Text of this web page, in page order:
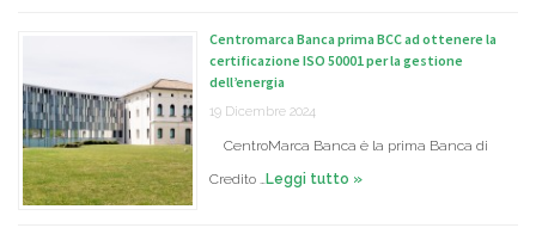
Centromarca Banca prima BCC ad ottenere la
certificazione ISO 50001 per la gestione
dell’energia
19 Dicembre 2024
CentroMarca Banca è la prima Banca di
Credito …Leggi tutto »